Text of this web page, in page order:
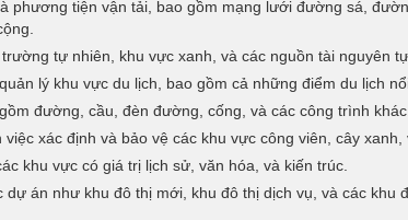
phương tiện vận tải, bao gồm mạng lưới đường sá,
tự nhiên, khu vực xanh, và các nguồn tài nguyên
lý khu vực du lịch, bao gồm cả những điểm du lịch
đường, cầu, đèn đường, cống, và các công trình khác.
xác định và bảo vệ các khu vực công viên, cây xanh,
khu vực có giá trị lịch sử, văn hóa, và kiến trúc.
dự án như khu đô thị mới, khu đô thị dịch vụ, và các khu